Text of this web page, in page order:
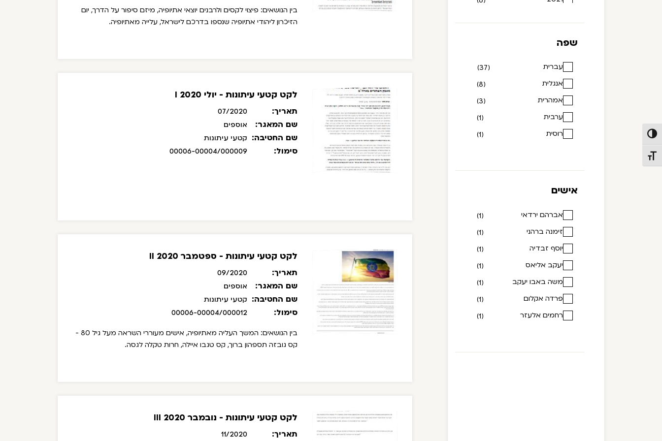
הפעל/כבה ניגודיות גבוהה
מתג גודל גופן
שפה
עברית
(37)
אנגלית
(8)
אמהרית
(3)
ערבית
(1)
רוסית
(1)
אישים
אברהם ירדאי
(1)
זימנה ברהני
(1)
יוסף זבדיה
(1)
יעקב אליאס
(1)
משה באבו יעקב
(1)
פרדה אקלום
(1)
רחמים אלעזר
(1)
בין הנושאים: פיצוי לקסים ולרבנים יוצאי אתיופיה, מיזם סיפור על הדרך, יום
הזיכרון ליהודי אתיופיה שנספו בדרכם לישראל, עלייה מאתיופיה.
לקט קטעי עיתונות - יולי 2020 I
תאריך: 07/2020
שם המאגר: אוספים
שם החטיבה: קטעי עיתונות
סימול: 00006-00004/000009
לקט קטעי עיתונות - ספטמבר 2020 II
תאריך: 09/2020
שם המאגר: אוספים
שם החטיבה: קטעי עיתונות
סימול: 00006-00004/000012
בין הנושאים: המשך העליה מאתיופיה, אישים מעוררי השראה מעל גיל 80 -
קס גובזה תספהון ברוך, קס טגבו איילה, חרות טקלה לגסה.
לקט קטעי עיתונות - נובמבר 2020 III
תאריך: 11/2020